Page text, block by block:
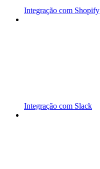
Integração com Shopify
Integração com Slack